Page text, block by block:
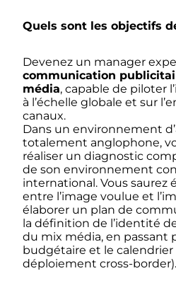
Quels sont les objectifs
Devenez un manager
communication
média, capable de piloter
à l’échelle globale et sur
canaux.
Dans un environnement
totalement anglophone,
réaliser un diagnostic
de son environnement
international. Vous saurez
entre l’image voulue et
élaborer un plan de
la définition de l’identité
du mix média, en passant
budgétaire et le calendrier
déploiement cross-border).